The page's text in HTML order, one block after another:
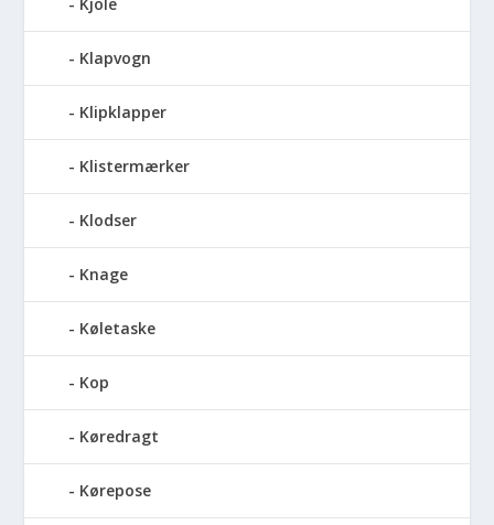
Klapvogn
Klipklapper
Klistermærker
Klodser
Knage
Køletaske
Kop
Køredragt
Kørepose